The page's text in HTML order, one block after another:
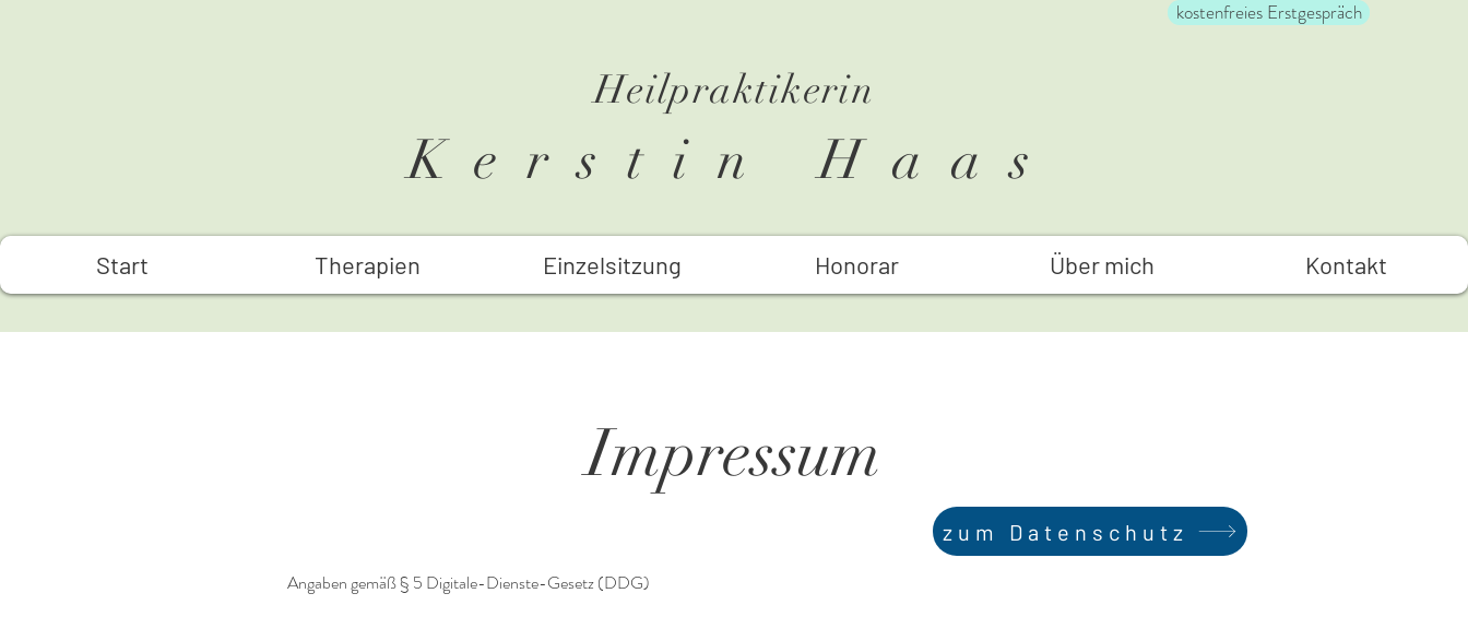
kostenfreies Erstgespräch
Heilpraktikerin
Kerstin Haas
Start Therapien Einzelsitzung Honorar Über mich Kontakt
Impressum
zum Datenschutz
Angaben gemäß § 5 Digitale-Dienste-Gesetz (DDG)